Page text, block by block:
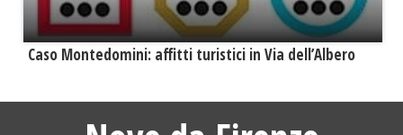
Caso Montedomini: affitti turistici in Via dell’Albero